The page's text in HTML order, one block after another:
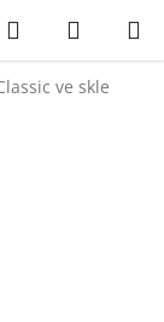
Hledat
KOŠÍK
ve skle